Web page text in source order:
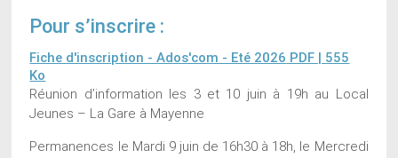
Pour s’inscrire :
Fiche d'inscription - Ados'com - Eté 2026 PDF | 555
Ko
Réunion d’information les 3 et 10 juin à 19h au Local
Jeunes – La Gare à Mayenne
Permanences le Mardi 9 juin de 16h30 à 18h, le Mercredi